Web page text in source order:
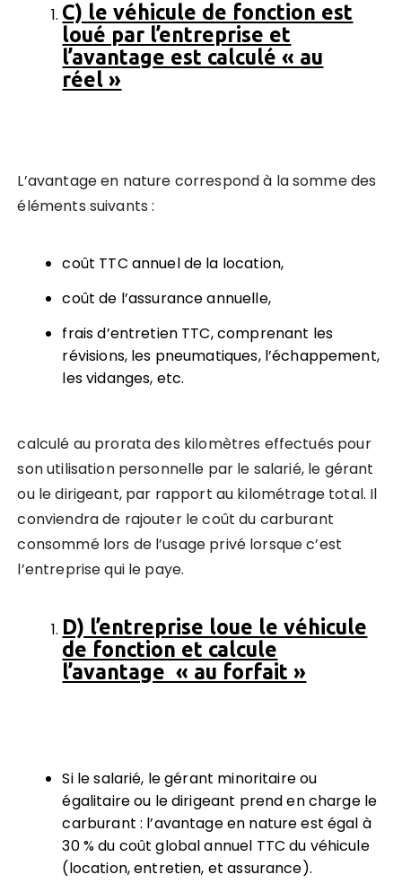
C) le véhicule de fonction est
loué par l’entreprise et
l’avantage est calculé « au
réel »
L’avantage en nature correspond à la somme des
éléments suivants :
coût TTC annuel de la location,
coût de l’assurance annuelle,
frais d’entretien TTC, comprenant les
révisions, les pneumatiques, l’échappement,
les vidanges, etc.
calculé au prorata des kilomètres effectués pour
son utilisation personnelle par le salarié, le gérant
ou le dirigeant, par rapport au kilométrage total. Il
conviendra de rajouter le coût du carburant
consommé lors de l’usage privé lorsque c’est
l’entreprise qui le paye.
D) l’entreprise loue le véhicule
de fonction et calcule
l’avantage « au forfait »
Si le salarié, le gérant minoritaire ou
égalitaire ou le dirigeant prend en charge le
carburant : l’avantage en nature est égal à
30 % du coût global annuel TTC du véhicule
(location, entretien, et assurance).